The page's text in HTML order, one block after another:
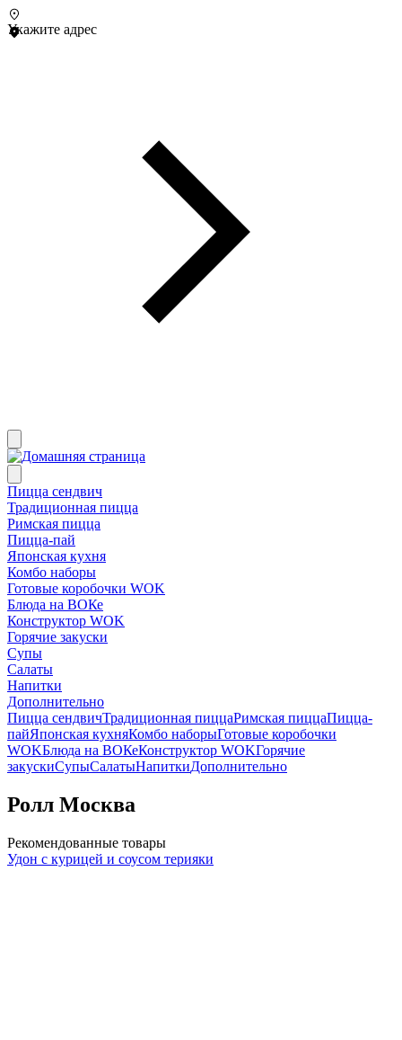
Укажите адрес
Пицца сендвич
Традиционная пицца
Римская пицца
Пицца-пай
Японская кухня
Комбо наборы
Готовые коробочки WOK
Блюда на ВОКе
Конструктор WOK
Горячие закуски
Супы
Салаты
Напитки
Дополнительно
Пицца сендвичТрадиционная пиццаРимская пиццаПицца-
пайЯпонская кухняКомбо наборыГотовые коробочки
WOKБлюда на ВОКеКонструктор WOKГорячие
закускиСупыСалатыНапиткиДополнительно
Ролл Москва
Рекомендованные товары
Удон с курицей и соусом терияки